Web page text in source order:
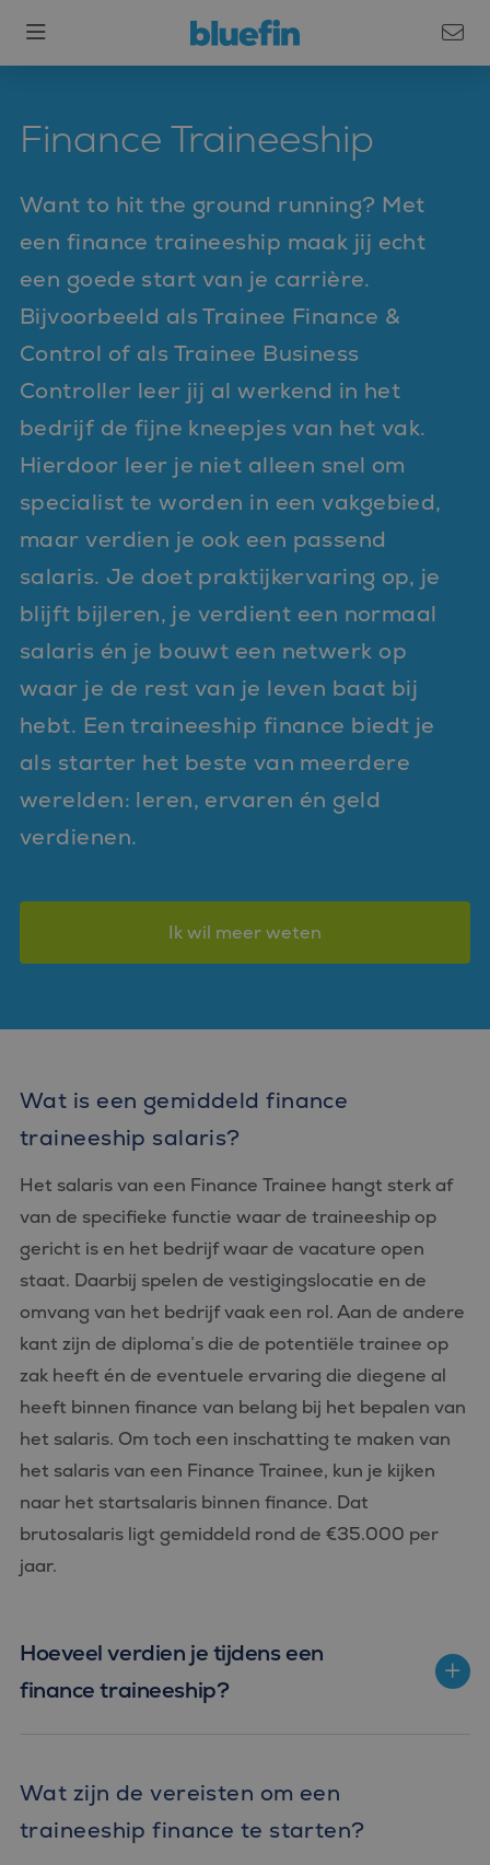
Finance Traineeship
Want to hit the ground running? Met
een finance traineeship maak jij echt
een goede start van je carrière.
Bijvoorbeeld als Trainee Finance &
Control of als Trainee Business
Controller leer jij al werkend in het
bedrijf de fijne kneepjes van het vak.
Hierdoor leer je niet alleen snel om
specialist te worden in een vakgebied,
maar verdien je ook een passend
salaris. Je doet praktijkervaring op, je
blijft bijleren, je verdient een normaal
salaris én je bouwt een netwerk op
waar je de rest van je leven baat bij
hebt. Een traineeship finance biedt je
als starter het beste van meerdere
werelden: leren, ervaren én geld
verdienen.
Ik wil meer weten
Wat is een gemiddeld finance
traineeship salaris?
Het salaris van een Finance Trainee hangt sterk af
van de specifieke functie waar de traineeship op
gericht is en het bedrijf waar de vacature open
staat. Daarbij spelen de vestigingslocatie en de
omvang van het bedrijf vaak een rol. Aan de andere
kant zijn de diploma’s die de potentiële trainee op
zak heeft én de eventuele ervaring die diegene al
heeft binnen finance van belang bij het bepalen van
het salaris. Om toch een inschatting te maken van
het salaris van een Finance Trainee, kun je kijken
naar het startsalaris binnen finance. Dat
brutosalaris ligt gemiddeld rond de €35.000 per
jaar.
Hoeveel verdien je tijdens een
finance traineeship?
Wat zijn de vereisten om een
traineeship finance te starten?